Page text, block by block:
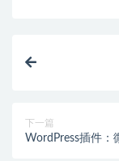
下一篇
WordPress插件：